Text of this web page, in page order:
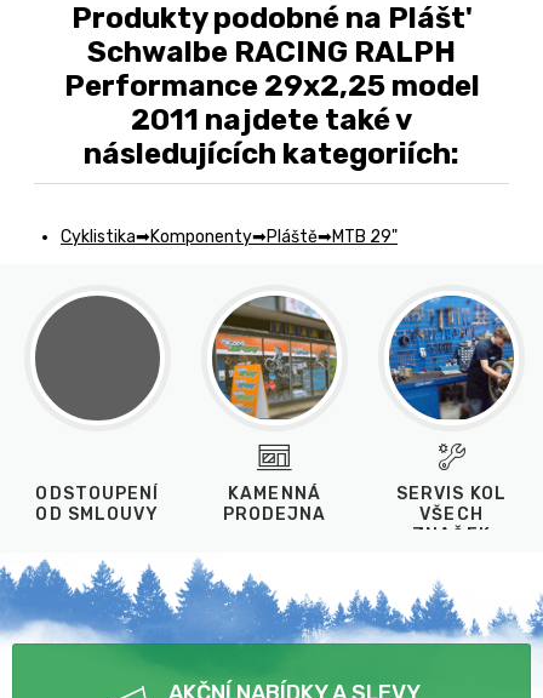
Produkty podobné na Plášt'
Schwalbe RACING RALPH
Performance 29x2,25 model
2011 najdete také v
následujících kategoriích:
Cyklistika Komponenty Pláště MTB 29"
ODSTOUPENÍ
OD SMLOUVY
KAMENNÁ
PRODEJNA
SERVIS KOL
VŠECH
ZNAČEK